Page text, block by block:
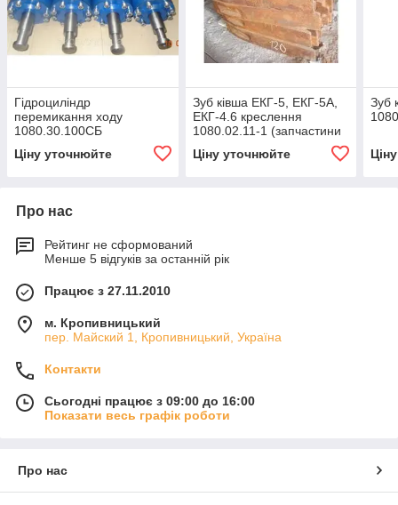
Гідроциліндр
перемикання ходу
1080.30.100СБ
екскаваторів ЕКГ-4,6,
Ціну уточнюйте
Зуб ківша ЕКГ-5, ЕКГ-5А,
ЕКГ-4.6 креслення
1080.02.11-1 (запчастини
для екскаваторів ЕКГ-5)
Ціну уточнюйте
Зуб
Про нас
Рейтинг не сформований
Менше 5 відгуків за останній рік
Працює з 27.11.2010
м. Кропивницький
пер. Майский 1, Кропивницький, Україна
Контакти
Сьогодні працює з 09:00 до 16:00
Показати весь графік роботи
Про нас